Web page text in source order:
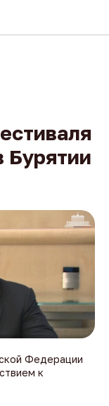
Бурятии
Федерации
к